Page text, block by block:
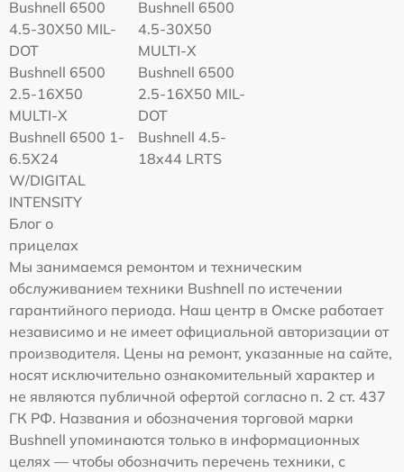
Bushnell 6500
4.5-30X50 MIL-
DOT
Bushnell 6500
4.5-30X50
MULTI-X
Bushnell 6500
2.5-16X50
MULTI-X
Bushnell 6500
2.5-16X50 MIL-
DOT
Bushnell 6500 1-
6.5X24
W/DIGITAL
INTENSITY
Bushnell 4.5-
18x44 LRTS
Блог о
прицелах
Мы занимаемся ремонтом и техническим
обслуживанием техники Bushnell по истечении
гарантийного периода. Наш центр в Омске работает
независимо и не имеет официальной авторизации от
производителя. Цены на ремонт, указанные на сайте,
носят исключительно ознакомительный характер и
не являются публичной офертой согласно п. 2 ст. 437
ГК РФ. Названия и обозначения торговой марки
Bushnell упоминаются только в информационных
целях — чтобы обозначить перечень техники, с